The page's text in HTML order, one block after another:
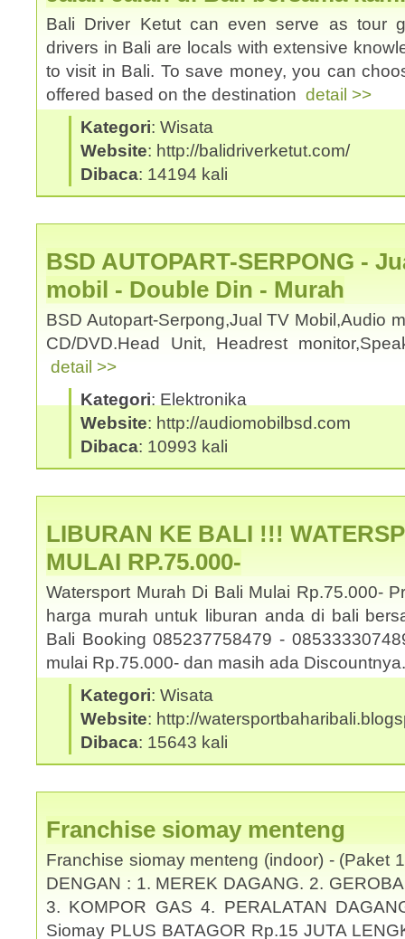
Bali Driver Ketut can even serve as tour
drivers in Bali are locals with extensive
to visit in Bali. To save money, you can
offered based on the destination detail >>
Kategori: Wisata
Website: http://balidriverketut.com/
Dibaca: 14194 kali
BSD AUTOPART-SERPONG -
mobil - Double Din - Murah
BSD Autopart-Serpong,Jual TV Mobil,Audio
CD/DVD.Head Unit, Headrest
detail >>
Kategori: Elektronika
Website: http://audiomobilbsd.com
Dibaca: 10993 kali
LIBURAN KE BALI !!!
MULAI RP.75.000-
Watersport Murah Di Bali Mulai Rp.75.000-
harga murah untuk liburan anda di bali
Bali Booking 085237758479 -
mulai Rp.75.000- dan masih ada
Kategori: Wisata
Website: http://
Dibaca: 15643 kali
Franchise siomay menteng
Franchise siomay menteng (indoor) - (Paket
DENGAN : 1. MEREK DAGANG. 2.
3. KOMPOR GAS 4. PERALATAN
Siomay PLUS BATAGOR Rp.15 JUTA